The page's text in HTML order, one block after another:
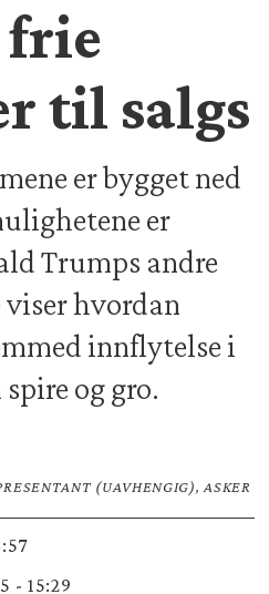
frie
til salgs
er bygget ned
er
Trumps andre
hvordan
innflytelse i
og gro.
(UAVHENGIG), ASKER
- 15:29